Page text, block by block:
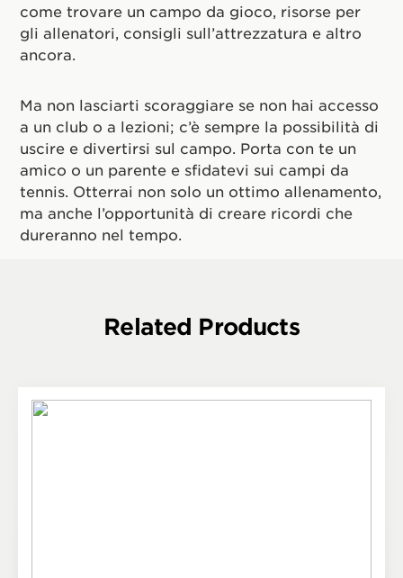
come trovare un campo da gioco, risorse per
gli allenatori, consigli sull’attrezzatura e altro
ancora.
Ma non lasciarti scoraggiare se non hai accesso
a un club o a lezioni; c’è sempre la possibilità di
uscire e divertirsi sul campo. Porta con te un
amico o un parente e sfidatevi sui campi da
tennis. Otterrai non solo un ottimo allenamento,
ma anche l’opportunità di creare ricordi che
dureranno nel tempo.
Related Products